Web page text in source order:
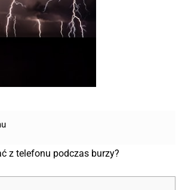
z telefonu podczas burzy?